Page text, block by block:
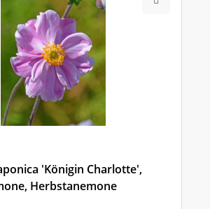
'Königin Charlotte',
Herbstanemone